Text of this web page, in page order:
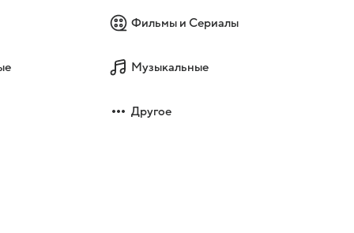
Фильмы и Сериалы
Музыкальные
Другое